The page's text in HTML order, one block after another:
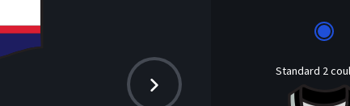
Standard 2